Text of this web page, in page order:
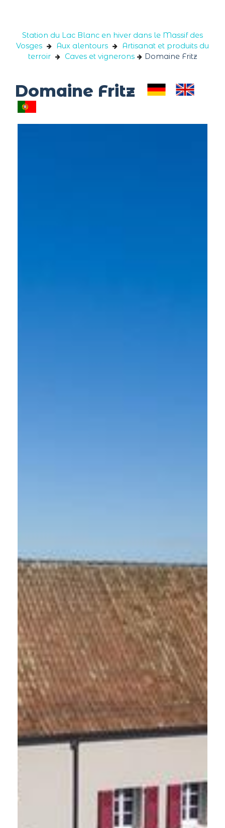
Station du Lac Blanc en hiver dans le Massif des
Vosges
Aux alentours
Artisanat et produits du
terroir
Caves et vignerons Domaine Fritz
Domaine Fritz